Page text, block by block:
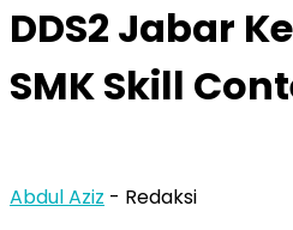
DDS2 Jabar
SMK Skill
Abdul Aziz - Redaksi